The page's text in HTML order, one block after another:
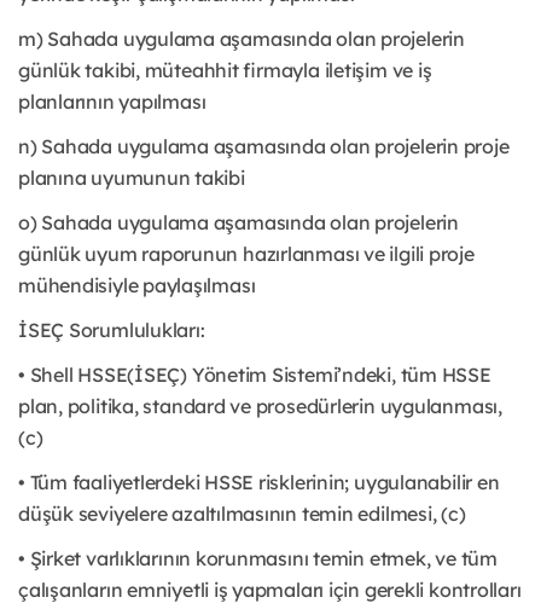
m) Sahada uygulama aşamasında olan projelerin
günlük takibi, müteahhit firmayla iletişim ve iş
planlarının yapılması
n) Sahada uygulama aşamasında olan projelerin proje
planına uyumunun takibi
o) Sahada uygulama aşamasında olan projelerin
günlük uyum raporunun hazırlanması ve ilgili proje
mühendisiyle paylaşılması
İSEÇ Sorumlulukları:
• Shell HSSE(İSEÇ) Yönetim Sistemi’ndeki, tüm HSSE
plan, politika, standard ve prosedürlerin uygulanması,
(c)
• Tüm faaliyetlerdeki HSSE risklerinin; uygulanabilir en
düşük seviyelere azaltılmasının temin edilmesi, (c)
• Şirket varlıklarının korunmasını temin etmek, ve tüm
çalışanların emniyetli iş yapmaları için gerekli kontrolları